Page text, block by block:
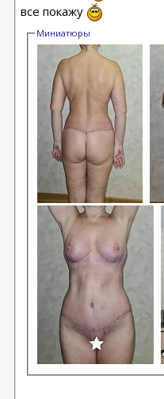
все покажу
Миниатюры